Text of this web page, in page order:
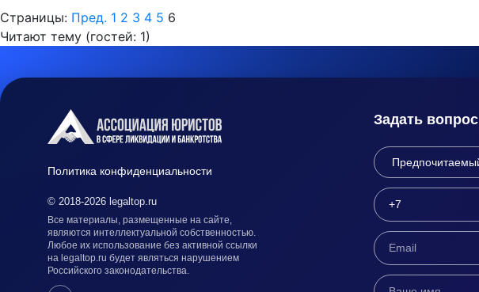
Страницы: Пред. 1 2 3 4 5 6
Читают тему (гостей: 1)
Политика конфиденциальности
© 2018-2026 legaltop.ru
Все материалы, размещенные на сайте,
являются интеллектуальной собственностью.
Любое их использование без активной ссылки
на legaltop.ru будет являться нарушением
Российского законодательства.
Задать вопрос